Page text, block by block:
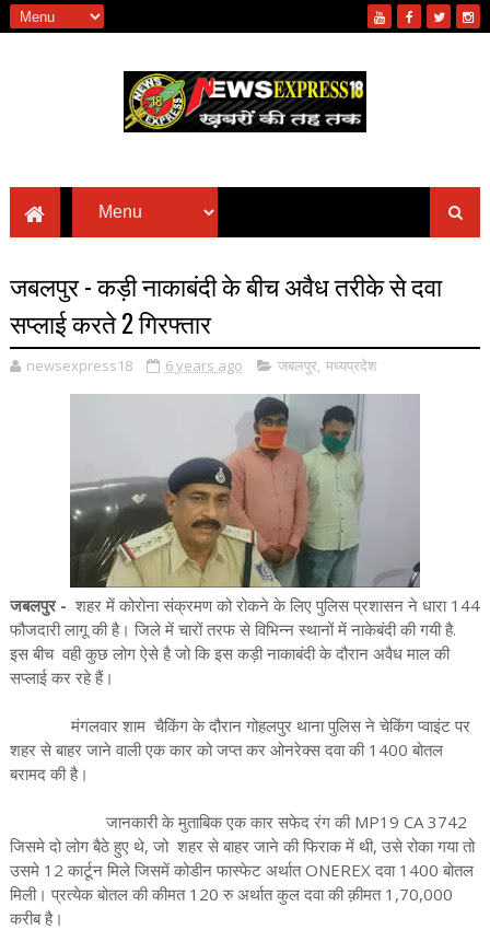
जबलपुर - कड़ी नाकाबंदी के बीच अवैध तरीके से दवा
सप्लाई करते 2 गिरफ्तार
newsexpress18 6 years ago जबलपुर, मध्यप्रदेश
जबलपुर - शहर में कोरोना संक्रमण को रोकने के लिए पुलिस प्रशासन ने धारा 144
फौजदारी लागू की है। जिले में चारों तरफ से विभिन्न स्थानों में नाकेबंदी की गयी है.
इस बीच वही कुछ लोग ऐसे है जो कि इस कड़ी नाकाबंदी के दौरान अवैध माल की
सप्लाई कर रहे हैं।
मंगलवार शाम चैकिंग के दौरान गोहलपुर थाना पुलिस ने चेकिंग प्वाइंट पर
शहर से बाहर जाने वाली एक कार को जप्त कर ओनरेक्स दवा की 1400 बोतल
बरामद की है।
जानकारी के मुताबिक एक कार सफेद रंग की MP19 CA 3742
जिसमे दो लोग बैठे हुए थे, जो शहर से बाहर जाने की फिराक में थी, उसे रोका गया तो
उसमे 12 कार्टून मिले जिसमें कोडीन फास्फेट अर्थात ONEREX दवा 1400 बोतल
मिली। प्रत्येक बोतल की कीमत 120 रु अर्थात कुल दवा की क़ीमत 1,70,000
करीब है।